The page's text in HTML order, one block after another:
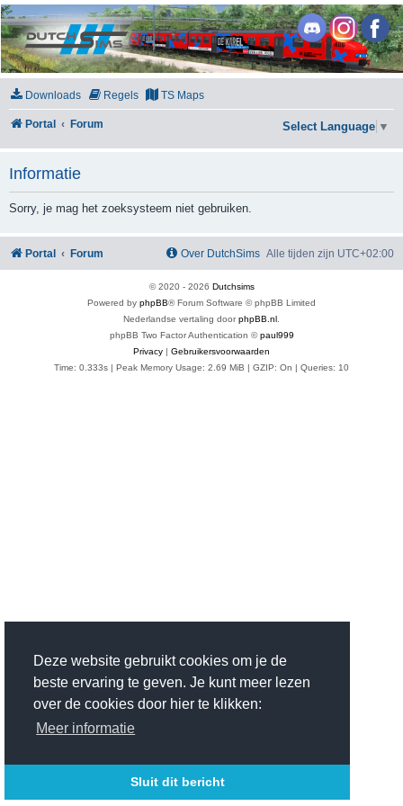
Deze website gebruikt cookies om je de
beste ervaring te geven. Je kunt meer lezen
over de cookies door hier te klikken:
Meer informatie
Sluit dit bericht
DutchSims
Downloads Regels TS Maps
Portal Forum Select Language ▼
Informatie
Sorry, je mag het zoeksysteem niet gebruiken.
Portal Forum Alle tijden zijn UTC+02:00
Over DutchSims
© 2020 - 2026 Dutchsims
Powered by phpBB® Forum Software © phpBB Limited
Nederlandse vertaling doorphpBB.nl
phpBB Two Factor Authentication ©paul999
Privacy | Gebruikersvoorwaarden
Time: 0.333s | Peak Memory Usage: 2.69 MiB | GZIP: On | Queries: 10